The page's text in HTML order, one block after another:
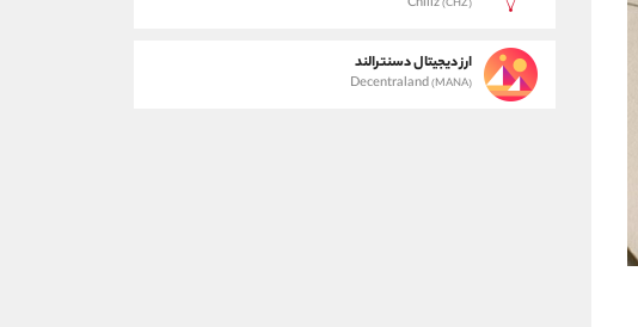
(CHZ)
ارز دیجیتال دسنترالند
Decentraland(MANA)